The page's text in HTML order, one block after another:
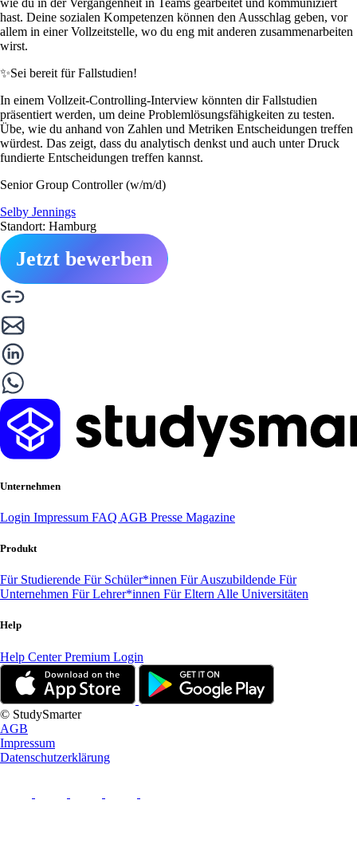
hast. Deine sozialen Kompetenzen können den Ausschlag geben, vor
allem in einer Vollzeitstelle, wo du eng mit anderen zusammenarbeiten
wirst.
✨Sei bereit für Fallstudien!
In einem Vollzeit-Controlling-Interview könnten dir Fallstudien
präsentiert werden, um deine Problemlösungsfähigkeiten zu testen.
Übe, wie du anhand von Zahlen und Metriken Entscheidungen treffen
würdest. Das zeigt, dass du analytisch denkst und auch unter Druck
fundierte Entscheidungen treffen kannst.
Senior Group Controller (w/m/d)
Selby Jennings
Standort: Hamburg
Jetzt bewerben
Unternehmen
Login Impressum FAQ AGB Presse Magazine
Produkt
Für Studierende Für Schüler*innen Für Auszubildende Für
Unternehmen Für Lehrer*innen Für Eltern Alle Universitäten
Help
Help CenterPremium Login
© StudySmarter
AGB
Impressum
Datenschutzerklärung